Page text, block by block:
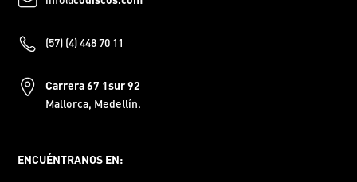
(57) (4) 448 70 11
Carrera 67 1sur 92
Mallorca, Medellín.
ENCUÉNTRANOS EN: